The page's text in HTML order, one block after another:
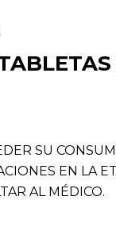
SU
EN LA
AL MÉDICO.